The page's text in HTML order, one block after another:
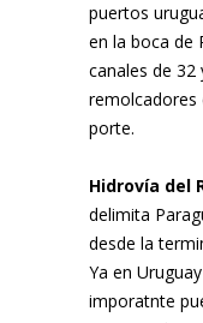
puertos
en la boca de
canales de 32
remolcadores
porte.
Hidrovía del
delimita
desde la
Ya en
imporatnte